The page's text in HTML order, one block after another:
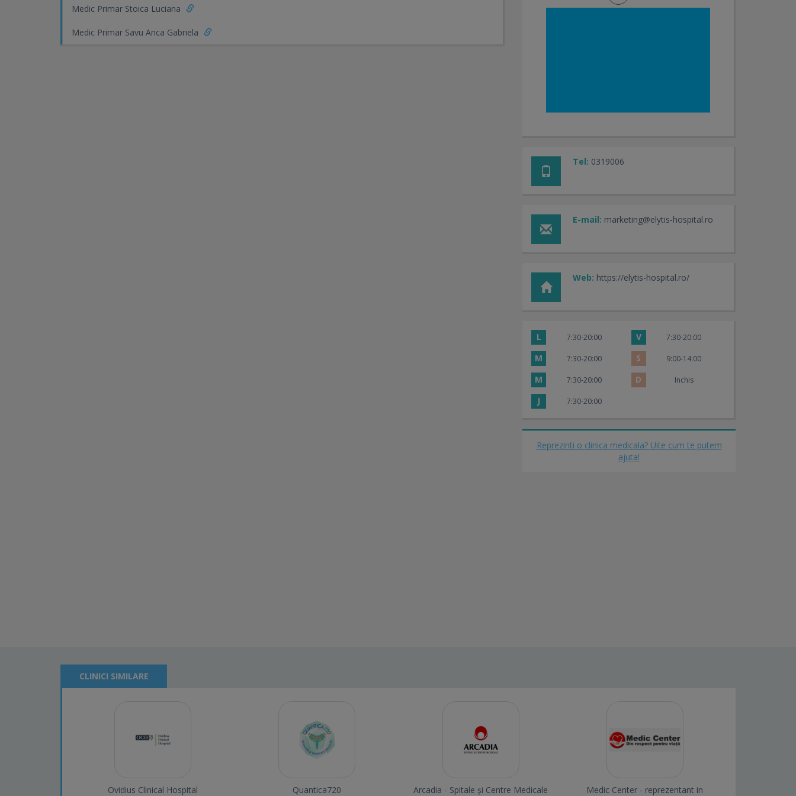
Medic Primar Stoica Luciana
Medic Primar Savu Anca Gabriela
Tel: 0319006
E-mail: marketing@elytis-hospital.ro
Web: https://elytis-hospital.ro/
L 7:30-20:00 V 7:30-20:00
M 7:30-20:00 S 9:00-14:00
M 7:30-20:00 D Inchis
J 7:30-20:00
Reprezinti o clinica medicala? Uite cum te putem
ajuta!
CLINICI SIMILARE
Ovidius Clinical Hospital Quantica720 Arcadia - Spitale și Centre Medicale Medic Center - reprezentant in